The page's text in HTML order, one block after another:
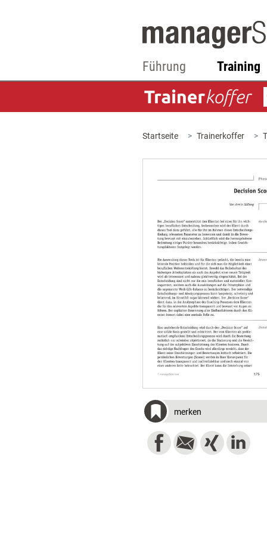
Führung Training
Startseite Trainerkoffer
merken